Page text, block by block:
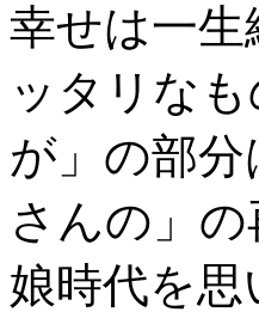
幸せは一
ッタリな
が」の部
さんの」
娘時代を